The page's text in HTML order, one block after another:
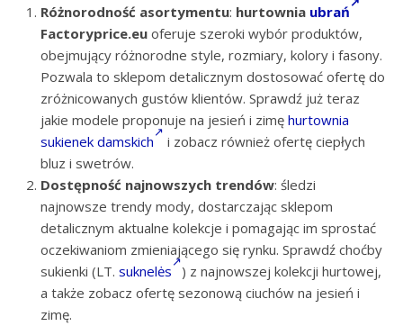
Różnorodność asortymentu: hurtownia ubrań
Factoryprice.eu oferuje szeroki wybór produktów,
obejmujący różnorodne style, rozmiary, kolory i fasony.
Pozwala to sklepom detalicznym dostosować ofertę do
zróżnicowanych gustów klientów. Sprawdź już teraz
jakie modele proponuje na jesień i zimę hurtownia
sukienek damskich
i zobacz również ofertę ciepłych
bluz i swetrów.
Dostępność najnowszych trendów: śledzi
najnowsze trendy mody, dostarczając sklepom
detalicznym aktualne kolekcje i pomagając im sprostać
oczekiwaniom zmieniającego się rynku. Sprawdź choćby
sukienki (LT. suknelės
) z najnowszej kolekcji hurtowej,
a także zobacz ofertę sezonową ciuchów na jesień i
zimę.